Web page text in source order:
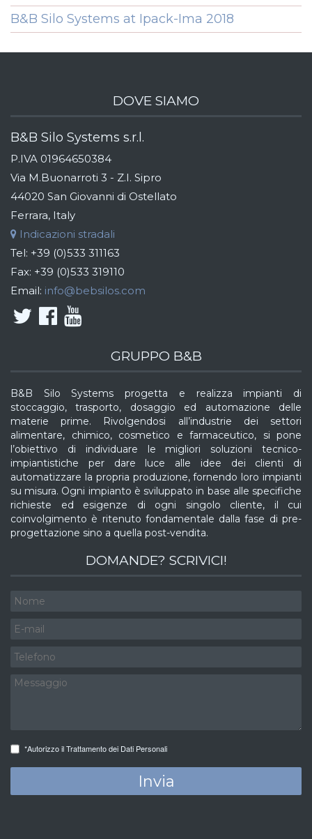
B&B Silo Systems at Ipack-Ima 2018
DOVE SIAMO
B&B Silo Systems s.r.l.
P.IVA 01964650384
Via M.Buonarroti 3 - Z.I. Sipro
44020 San Giovanni di Ostellato
Ferrara, Italy
Indicazioni stradali
Tel: +39 (0)533 311163
Fax: +39 (0)533 319110
Email: info@bebsilos.com
GRUPPO B&B
B&B Silo Systems progetta e realizza impianti di
stoccaggio, trasporto, dosaggio ed automazione delle
materie prime. Rivolgendosi all’industrie dei settori
alimentare, chimico, cosmetico e farmaceutico, si pone
l’obiettivo di individuare le migliori soluzioni tecnico-
impiantistiche per dare luce alle idee dei clienti di
automatizzare la propria produzione, fornendo loro impianti
su misura. Ogni impianto è sviluppato in base alle specifiche
richieste ed esigenze di ogni singolo cliente, il cui
coinvolgimento è ritenuto fondamentale dalla fase di pre-
progettazione sino a quella post-vendita.
DOMANDE? SCRIVICI!
*Autorizzo il Trattamento dei Dati Personali